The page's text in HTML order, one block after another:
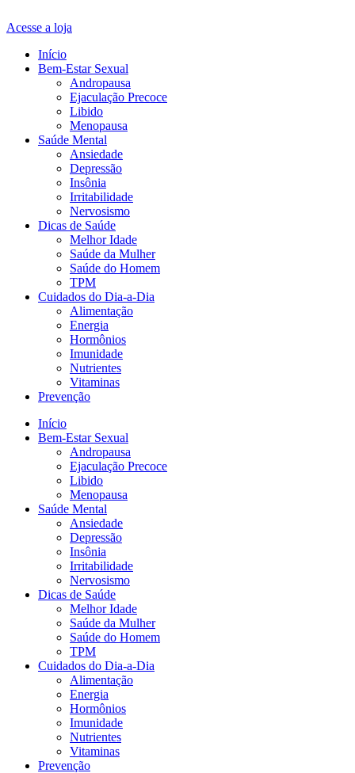
Acesse a loja
Início
Bem-Estar Sexual
Andropausa
Ejaculação Precoce
Libido
Menopausa
Saúde Mental
Ansiedade
Depressão
Insônia
Irritabilidade
Nervosismo
Dicas de Saúde
Melhor Idade
Saúde da Mulher
Saúde do Homem
TPM
Cuidados do Dia-a-Dia
Alimentação
Energia
Hormônios
Imunidade
Nutrientes
Vitaminas
Prevenção
Início
Bem-Estar Sexual
Andropausa
Ejaculação Precoce
Libido
Menopausa
Saúde Mental
Ansiedade
Depressão
Insônia
Irritabilidade
Nervosismo
Dicas de Saúde
Melhor Idade
Saúde da Mulher
Saúde do Homem
TPM
Cuidados do Dia-a-Dia
Alimentação
Energia
Hormônios
Imunidade
Nutrientes
Vitaminas
Prevenção